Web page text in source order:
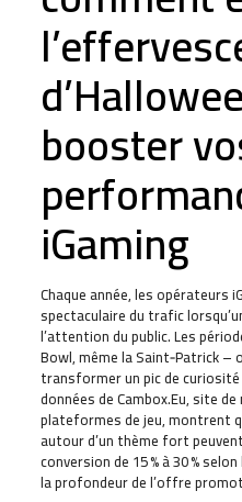
booster
iGaming
Chaque année, les opérateurs
spectaculaire du trafic
l’attention du public. Les
Bowl, même la Saint‑Patrick
transformer un pic de
données de Cambox.Eu, site
plateformes de jeu, montrent
autour d’un thème fort
conversion de 15 % à 30 %
la profondeur de l’offre